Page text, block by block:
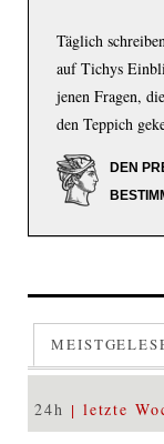
Täglich
auf Tichys
jenen Fragen,
den Teppich
DEN
24h letzte